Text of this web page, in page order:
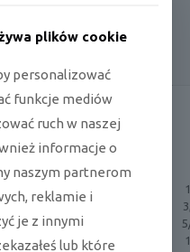
6,
5/
9,
0
6,
5/
0
6,
9,
0
0
1
1
plików cookie
personalizować
funkcje mediów
ruch w naszej
informacje o
naszym partnerom
reklamie i
je z innymi
lub które